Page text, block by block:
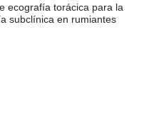
ecografía torácica para la
subclínica en rumiantes